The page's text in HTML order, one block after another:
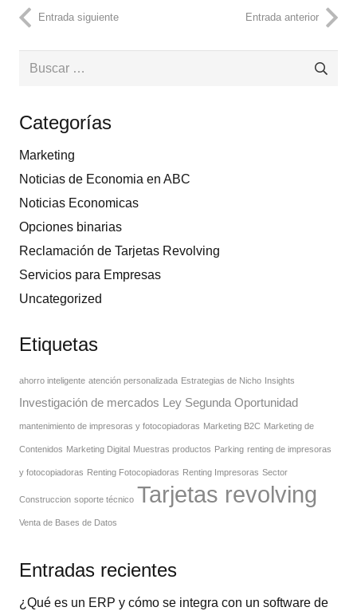
Entrada siguiente Entrada anterior
Buscar:
Categorías
Marketing
Noticias de Economia en ABC
Noticias Economicas
Opciones binarias
Reclamación de Tarjetas Revolving
Servicios para Empresas
Uncategorized
Etiquetas
ahorro inteligente atención personalizada Estrategias de Nicho Insights
Investigación de mercados Ley Segunda Oportunidad
mantenimiento de impresoras y fotocopiadoras Marketing B2C Marketing de
Contenidos Marketing Digital Muestras productos Parking renting de impresoras
y fotocopiadoras Renting Fotocopiadoras Renting Impresoras Sector
Construccion soporte técnico Tarjetas revolving
Venta de Bases de Datos
Entradas recientes
¿Qué es un ERP y cómo se integra con un software de